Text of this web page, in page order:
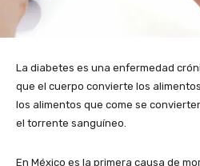
La diabetes es una enfermedad
que el cuerpo convierte los
los alimentos que come se
el torrente sanguíneo.
En México es la primera causa de